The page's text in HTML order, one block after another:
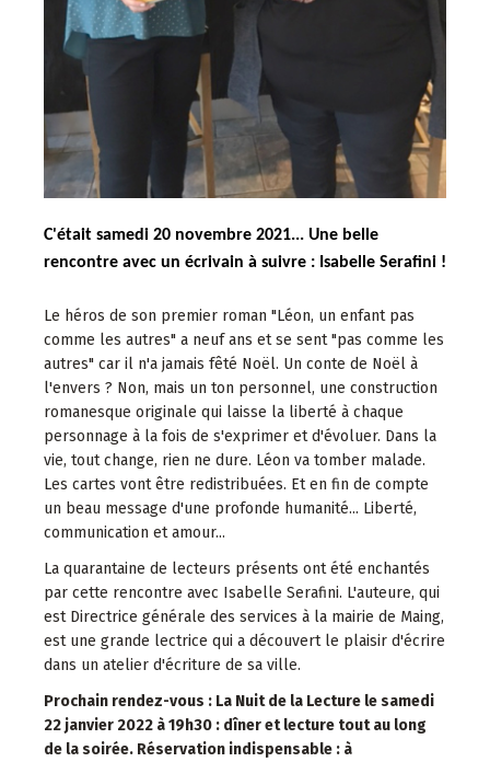
C'était samedi 20 novembre 2021... Une belle
rencontre avec un écrivain à suivre : Isabelle Serafini !
Le héros de son premier roman "Léon, un enfant pas
comme les autres" a neuf ans et se sent "pas comme les
autres" car il n'a jamais fêté Noël. Un conte de Noël à
l'envers ? Non, mais un ton personnel, une construction
romanesque originale qui laisse la liberté à chaque
personnage à la fois de s'exprimer et d'évoluer. Dans la
vie, tout change, rien ne dure. Léon va tomber malade.
Les cartes vont être redistribuées. Et en fin de compte
un beau message d'une profonde humanité... Liberté,
communication et amour...
La quarantaine de lecteurs présents ont été enchantés
par cette rencontre avec Isabelle Serafini. L'auteure, qui
est Directrice générale des services à la mairie de Maing,
est une grande lectrice qui a découvert le plaisir d'écrire
dans un atelier d'écriture de sa ville.
Prochain rendez-vous : La Nuit de la Lecture le samedi
22 janvier 2022 à 19h30 : dîner et lecture tout au long
de la soirée. Réservation indispensable : à